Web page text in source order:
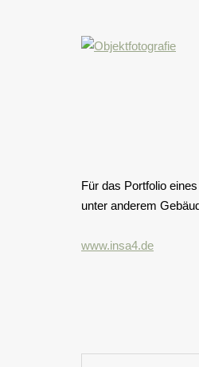
Für das Portfolio
unter anderem
www.insa4.de